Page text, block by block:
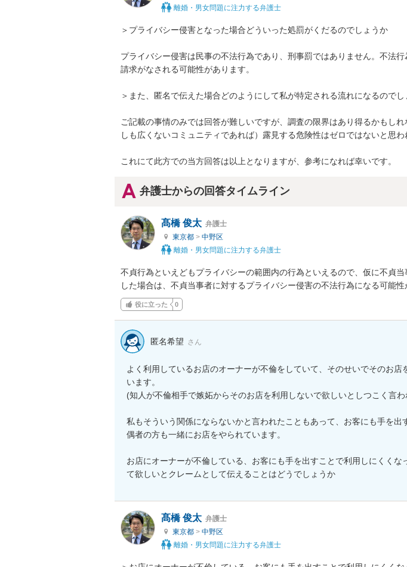
離婚・男女問題に注力する弁護士
＞プライバシー侵害となった場合どういった処罰がくだるのでしょうか
プライバシー侵害は民事の不法行為であり、刑事罰ではありません。不法
請求がなされる可能性があります。
＞また、匿名で伝えた場合どのようにして私が特定される流れになるのでし
ご記載の事情のみでは回答が難しいですが、調査の限界はあり得るかもし
しも広くないコミュニティであれば）露見する危険性はゼロではないと思わ
これにて此方での当方回答は以上となりますが、参考になれば幸いです。
弁護士からの回答タイムライン
髙橋 俊太 弁護士
東京都 > 中野区
離婚・男女問題に注力する弁護士
不貞行為といえどもプライバシーの範囲内の行為といえるので、仮に不貞
した場合は、不貞当事者に対するプライバシー侵害の不法行為になる可能性
役に立った 0
匿名希望 さん
よく利用しているお店のオーナーが不倫をしていて、そのせいでそのお店
います。
(知人が不倫相手で嫉妬からそのお店を利用しないで欲しいとしつこく言
私もそういう関係にならないかと言われたこともあって、お客にも手を出
偶者の方も一緒にお店をやられています。
お店にオーナーが不倫している、お客にも手を出すことで利用しにくくな
て欲しいとクレームとして伝えることはどうでしょうか
髙橋 俊太 弁護士
東京都 > 中野区
離婚・男女問題に注力する弁護士